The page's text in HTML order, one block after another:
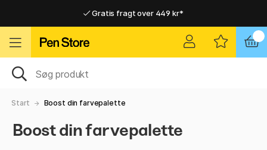
Gratis fragt over 449 kr*
Hurtigt til dør eller pakkeshop
Hurtigt til dør eller pakkeshop
Start Boost din farvepalette
Boost din farvepalette